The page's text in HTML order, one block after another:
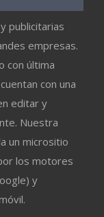
publicitarias
empresas.
con última
con una
editar y
Nuestra
un micrositio
los motores
y